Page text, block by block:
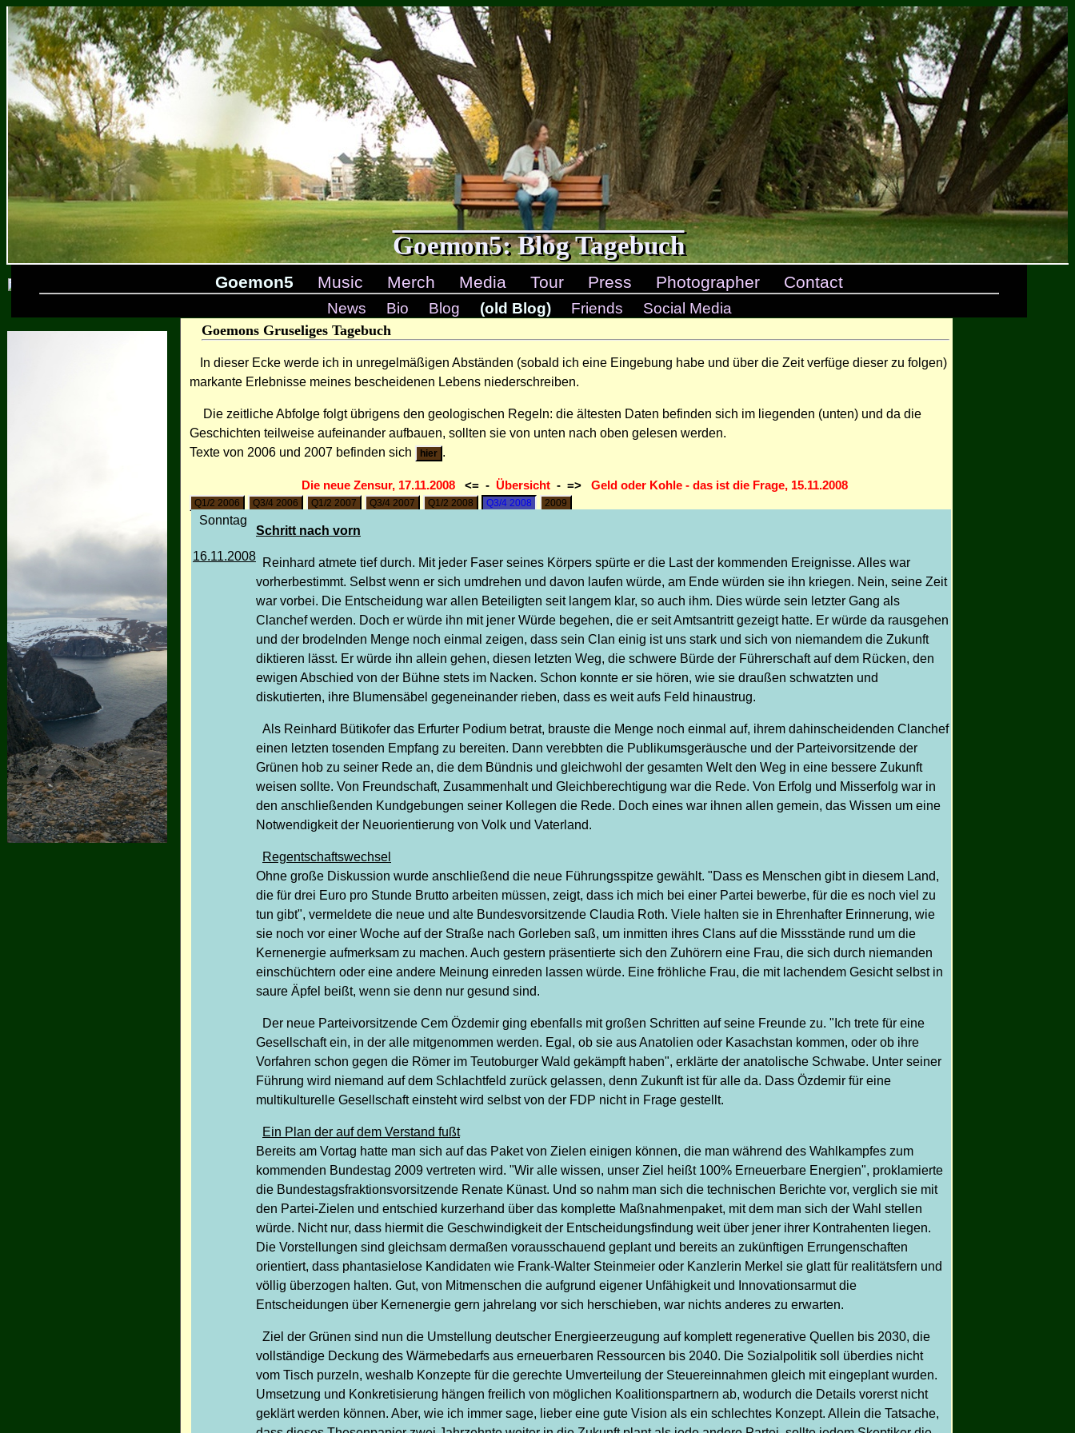
Goemon5: Blog Tagebuch
Goemon5 Music Merch Media Tour Press Photographer Contact
News Bio Blog (old Blog) Friends Social Media
Goemons Gruseliges Tagebuch
In dieser Ecke werde ich in unregelmäßigen Abständen (sobald ich eine Eingebung habe und über die Zeit verfüge dieser zu folgen)
markante Erlebnisse meines bescheidenen Lebens niederschreiben.
Die zeitliche Abfolge folgt übrigens den geologischen Regeln: die ältesten Daten befinden sich im liegenden (unten) und da die
Geschichten teilweise aufeinander aufbauen, sollten sie von unten nach oben gelesen werden.
Texte von 2006 und 2007 befinden sich
hier .
Die neue Zensur, 17.11.2008 <= - Übersicht - => Geld oder Kohle - das ist die Frage, 15.11.2008
Q1/2 2006 Q3/4 2006 Q1/2 2007 Q3/4 2007 Q1/2 2008 Q3/4 2008 2009
Sonntag
16.11.2008
Schritt nach vorn
Reinhard atmete tief durch. Mit jeder Faser seines Körpers spürte er die Last der kommenden Ereignisse. Alles war
vorherbestimmt. Selbst wenn er sich umdrehen und davon laufen würde, am Ende würden sie ihn kriegen. Nein, seine Zeit
war vorbei. Die Entscheidung war allen Beteiligten seit langem klar, so auch ihm. Dies würde sein letzter Gang als
Clanchef werden. Doch er würde ihn mit jener Würde begehen, die er seit Amtsantritt gezeigt hatte. Er würde da rausgehen
und der brodelnden Menge noch einmal zeigen, dass sein Clan einig ist uns stark und sich von niemandem die Zukunft
diktieren lässt. Er würde ihn allein gehen, diesen letzten Weg, die schwere Bürde der Führerschaft auf dem Rücken, den
ewigen Abschied von der Bühne stets im Nacken. Schon konnte er sie hören, wie sie draußen schwatzten und
diskutierten, ihre Blumensäbel gegeneinander rieben, dass es weit aufs Feld hinaustrug.
Als Reinhard Bütikofer das Erfurter Podium betrat, brauste die Menge noch einmal auf, ihrem dahinscheidenden Clanchef
einen letzten tosenden Empfang zu bereiten. Dann verebbten die Publikumsgeräusche und der Parteivorsitzende der
Grünen hob zu seiner Rede an, die dem Bündnis und gleichwohl der gesamten Welt den Weg in eine bessere Zukunft
weisen sollte. Von Freundschaft, Zusammenhalt und Gleichberechtigung war die Rede. Von Erfolg und Misserfolg war in
den anschließenden Kundgebungen seiner Kollegen die Rede. Doch eines war ihnen allen gemein, das Wissen um eine
Notwendigkeit der Neuorientierung von Volk und Vaterland.
Regentschaftswechsel
Ohne große Diskussion wurde anschließend die neue Führungsspitze gewählt. "Dass es Menschen gibt in diesem Land,
die für drei Euro pro Stunde Brutto arbeiten müssen, zeigt, dass ich mich bei einer Partei bewerbe, für die es noch viel zu
tun gibt", vermeldete die neue und alte Bundesvorsitzende Claudia Roth. Viele halten sie in Ehrenhafter Erinnerung, wie
sie noch vor einer Woche auf der Straße nach Gorleben saß, um inmitten ihres Clans auf die Missstände rund um die
Kernenergie aufmerksam zu machen. Auch gestern präsentierte sich den Zuhörern eine Frau, die sich durch niemanden
einschüchtern oder eine andere Meinung einreden lassen würde. Eine fröhliche Frau, die mit lachendem Gesicht selbst in
saure Äpfel beißt, wenn sie denn nur gesund sind.
Der neue Parteivorsitzende Cem Özdemir ging ebenfalls mit großen Schritten auf seine Freunde zu. "Ich trete für eine
Gesellschaft ein, in der alle mitgenommen werden. Egal, ob sie aus Anatolien oder Kasachstan kommen, oder ob ihre
Vorfahren schon gegen die Römer im Teutoburger Wald gekämpft haben", erklärte der anatolische Schwabe. Unter seiner
Führung wird niemand auf dem Schlachtfeld zurück gelassen, denn Zukunft ist für alle da. Dass Özdemir für eine
multikulturelle Gesellschaft einsteht wird selbst von der FDP nicht in Frage gestellt.
Ein Plan der auf dem Verstand fußt
Bereits am Vortag hatte man sich auf das Paket von Zielen einigen können, die man während des Wahlkampfes zum
kommenden Bundestag 2009 vertreten wird. "Wir alle wissen, unser Ziel heißt 100% Erneuerbare Energien", proklamierte
die Bundestagsfraktionsvorsitzende Renate Künast. Und so nahm man sich die technischen Berichte vor, verglich sie mit
den Partei-Zielen und entschied kurzerhand über das komplette Maßnahmenpaket, mit dem man sich der Wahl stellen
würde. Nicht nur, dass hiermit die Geschwindigkeit der Entscheidungsfindung weit über jener ihrer Kontrahenten liegen.
Die Vorstellungen sind gleichsam dermaßen vorausschauend geplant und bereits an zukünftigen Errungenschaften
orientiert, dass phantasielose Kandidaten wie Frank-Walter Steinmeier oder Kanzlerin Merkel sie glatt für realitätsfern und
völlig überzogen halten. Gut, von Mitmenschen die aufgrund eigener Unfähigkeit und Innovationsarmut die
Entscheidungen über Kernenergie gern jahrelang vor sich herschieben, war nichts anderes zu erwarten.
Ziel der Grünen sind nun die Umstellung deutscher Energieerzeugung auf komplett regenerative Quellen bis 2030, die
vollständige Deckung des Wärmebedarfs aus erneuerbaren Ressourcen bis 2040. Die Sozialpolitik soll überdies nicht
vom Tisch purzeln, weshalb Konzepte für die gerechte Umverteilung der Steuereinnahmen gleich mit eingeplant wurden.
Umsetzung und Konkretisierung hängen freilich von möglichen Koalitionspartnern ab, wodurch die Details vorerst nicht
geklärt werden können. Aber, wie ich immer sage, lieber eine gute Vision als ein schlechtes Konzept. Allein die Tatsache,